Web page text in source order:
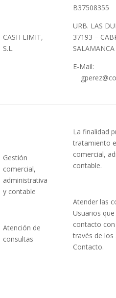
CASH LIMIT,
S.L.
B37508355
URB. LAS
37193 –
SALAMANCA
E-Mail:
Gestión
comercial,
administrativa
y contable
Atención de
consultas
La finalidad
tratamiento
comercial,
contable.
Atender las
Usuarios
contacto
través de los
Contacto.